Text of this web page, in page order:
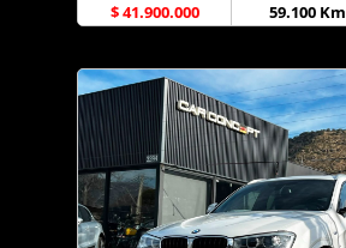
$ 41.900.000 59.100 Km